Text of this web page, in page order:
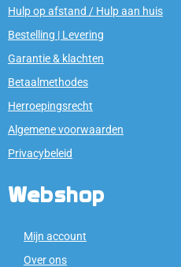
Hulp op afstand / Hulp aan huis
Bestelling | Levering
Garantie & klachten
Betaalmethodes
Herroepingsrecht
Algemene voorwaarden
Privacybeleid
Webshop
Mijn account
Over ons